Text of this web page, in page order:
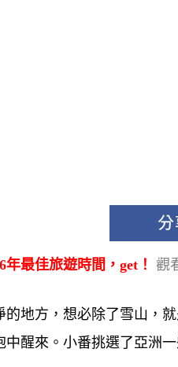
年最佳旅遊時間，get！ 觀
的地方，想必除了雪山，
中醒來。小番挑選了亞洲